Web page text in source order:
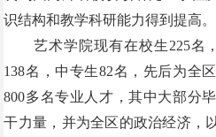
识结构和教学科研能力得到提高。
艺术学院现有在校生225名
138名，中专生82名，先后为全
800多名专业人才，其中大部分
干力量，并为全区的政治经济，